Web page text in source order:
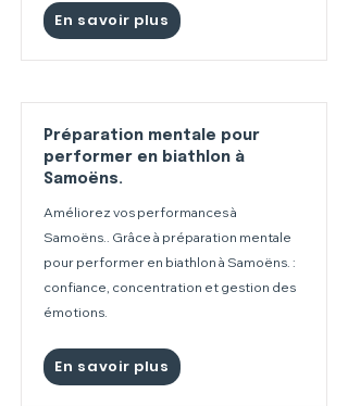
En savoir plus
Préparation mentale pour
performer en biathlon à
Samoëns.
Améliorez vos performances à
Samoëns.. Grâce à préparation mentale
pour performer en biathlon à Samoëns. :
confiance, concentration et gestion des
émotions.
En savoir plus